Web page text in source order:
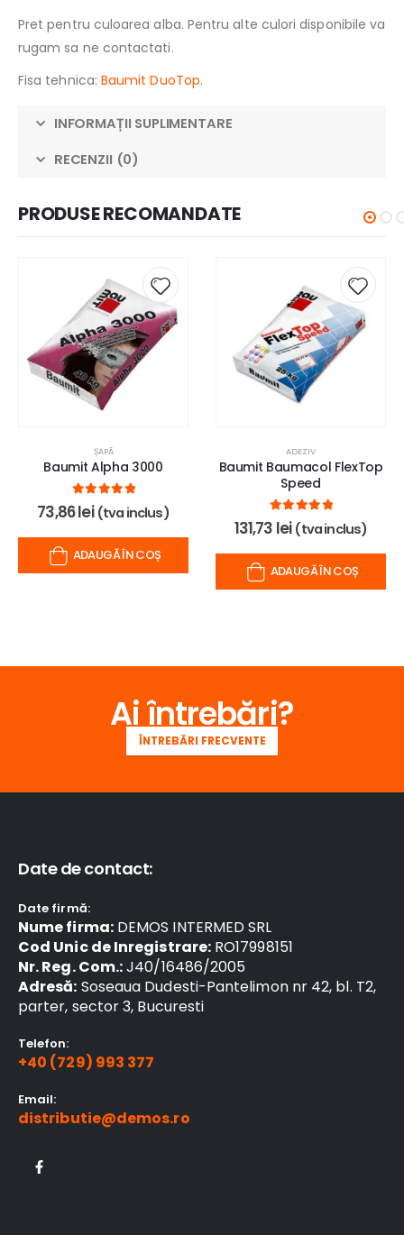
Pret pentru culoarea alba. Pentru alte culori disponibile va
rugam sa ne contactati.
Fisa tehnica: Baumit DuoTop.
INFORMAȚII SUPLIMENTARE
RECENZII (0)
PRODUSE RECOMANDATE
ȘAPĂ
Baumit Alpha 3000
0out of 5
73,86lei (tva inclus)
ADAUGĂ ÎN COȘ
ADEZIV
Baumit Baumacol FlexTop
Speed
0out of 5
131,73 lei (tva inclus)
ADAUGĂ ÎN COȘ
Ai întrebări?
ÎNTREBĂRI FRECVENTE
Date de contact:
Date firmă:
Nume firma:DEMOS INTERMED SRL
Cod Unic de Inregistrare: RO17998151
Nr. Reg. Com.:J40/16486/2005
Adresă: Soseaua Dudesti-Pantelimon nr 42, bl. T2,
parter, sector 3, Bucuresti
Telefon:
+40 (729) 993 377
Email:
distributie@demos.ro